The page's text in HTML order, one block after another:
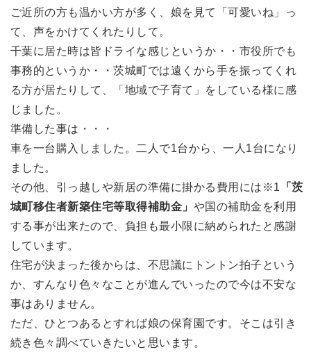
ご近所の方も温かい方が多く、娘を見て「可愛いね」っ
て、声をかけてくれたりして。
千葉に居た時は皆ドライな感じというか・・市役所でも
事務的というか・・茨城町では遠くから手を振ってくれ
る方が居たりして、「地域で子育て」をしている様に感
じました。
準備した事は・・・
車を一台購入しました。二人で1台から、一人1台になり
ました。
その他、引っ越しや新居の準備に掛かる費用には※1 「茨
城町移住者新築住宅等取得補助金」 や国の補助金を利用
する事が出来たので、負担も最小限に納められたと感謝
しています。
住宅が決まった後からは、不思議にトントン拍子という
か、すんなり色々なことが進んでいったので今は不安な
事はありません。
ただ、ひとつあるとすれば娘の保育園です。そこは引き
続き色々調べていきたいと思います。